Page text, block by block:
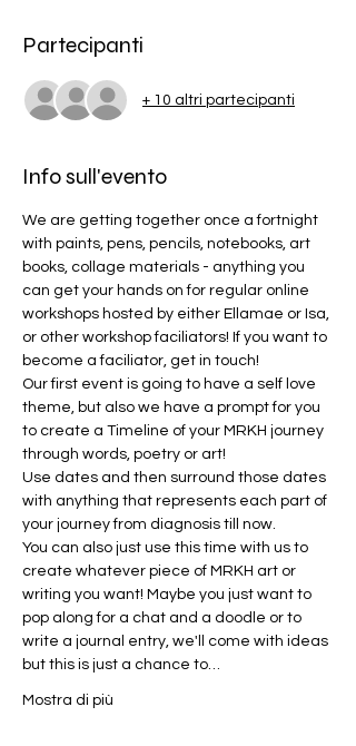
Partecipanti
+ 10 altri partecipanti
Info sull'evento
We are getting together once a fortnight
with paints, pens, pencils, notebooks, art
books, collage materials - anything you
can get your hands on for regular online
workshops hosted by either Ellamae or Isa,
or other workshop faciliators! If you want to
become a faciliator, get in touch!
Our first event is going to have a self love
theme, but also we have a prompt for you
to create a Timeline of your MRKH journey
through words, poetry or art!
Use dates and then surround those dates
with anything that represents each part of
your journey from diagnosis till now.
You can also just use this time with us to
create whatever piece of MRKH art or
writing you want! Maybe you just want to
pop along for a chat and a doodle or to
write a journal entry, we'll come with ideas
but this is just a chance to…
Mostra di più